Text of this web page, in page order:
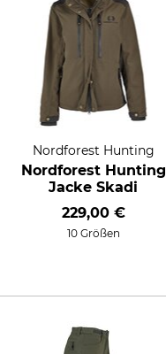
Nordforest Hunting
Nordforest Hunting
Jacke Skadi
229,00 €
10 Größen